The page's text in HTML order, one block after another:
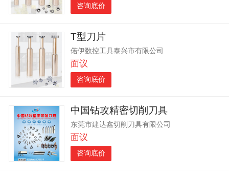
咨询底价
T型刀片
偌伊数控工具泰兴市有限公司
面议
咨询底价
中国钻攻精密切削刀具
东莞市建达鑫切削刀具有限公司
面议
咨询底价